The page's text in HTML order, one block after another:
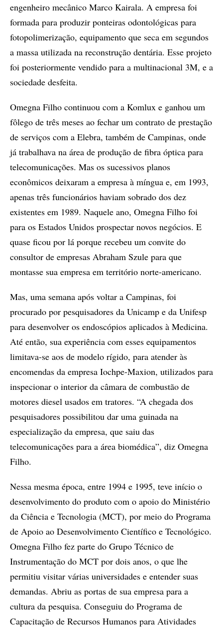
engenheiro mecânico Marco Kairala. A empresa foi
formada para produzir ponteiras odontológicas para
fotopolimerização, equipamento que seca em segundos
a massa utilizada na reconstrução dentária. Esse projeto
foi posteriormente vendido para a multinacional 3M, e a
sociedade desfeita.
Omegna Filho continuou com a Komlux e ganhou um
fôlego de três meses ao fechar um contrato de prestação
de serviços com a Elebra, também de Campinas, onde
já trabalhava na área de produção de fibra óptica para
telecomunicações. Mas os sucessivos planos
econômicos deixaram a empresa à míngua e, em 1993,
apenas três funcionários haviam sobrado dos dez
existentes em 1989. Naquele ano, Omegna Filho foi
para os Estados Unidos prospectar novos negócios. E
quase ficou por lá porque recebeu um convite do
consultor de empresas Abraham Szule para que
montasse sua empresa em território norte-americano.
Mas, uma semana após voltar a Campinas, foi
procurado por pesquisadores da Unicamp e da Unifesp
para desenvolver os endoscópios aplicados à Medicina.
Até então, sua experiência com esses equipamentos
limitava-se aos de modelo rígido, para atender às
encomendas da empresa Iochpe-Maxion, utilizados para
inspecionar o interior da câmara de combustão de
motores diesel usados em tratores. “A chegada dos
pesquisadores possibilitou dar uma guinada na
especialização da empresa, que saiu das
telecomunicações para a área biomédica”, diz Omegna
Filho.
Nessa mesma época, entre 1994 e 1995, teve início o
desenvolvimento do produto com o apoio do Ministério
da Ciência e Tecnologia (MCT), por meio do Programa
de Apoio ao Desenvolvimento Científico e Tecnológico.
Omegna Filho fez parte do Grupo Técnico de
Instrumentação do MCT por dois anos, o que lhe
permitiu visitar várias universidades e entender suas
demandas. Abriu as portas de sua empresa para a
cultura da pesquisa. Conseguiu do Programa de
Capacitação de Recursos Humanos para Atividades